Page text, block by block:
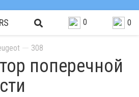
0 0
308
поперечной